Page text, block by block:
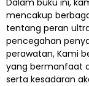
mencakup
tentang peran
pencegahan
perawatan, Kami
yang bermanfaat
serta kesadaran